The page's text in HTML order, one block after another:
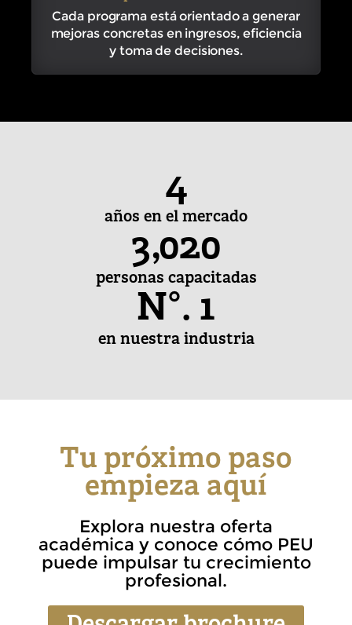
Cada programa está orientado a generar
mejoras concretas en ingresos, eficiencia
y toma de decisiones.
años en el mercado
4
personas capacitadas
3,020
en nuestra industria
N°. 1
Tu próximo paso
empieza aquí
Explora nuestra oferta
académica y conoce cómo PEU
puede impulsar tu crecimiento
profesional.